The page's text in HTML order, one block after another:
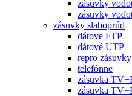
zásuvky
zásuvky
zásuvky slaboprúd
dátove FTP
dátové UTP
repro zásuvky
telefónne
zásuvka
zásuvka